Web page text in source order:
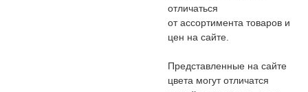
отличаться
от ассортимента товаров и
цен на сайте.
Представленные на сайте
цвета могут отличатся